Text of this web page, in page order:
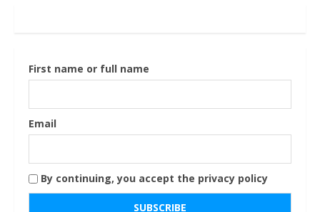
First name or full name
Email
By continuing, you accept the privacy policy